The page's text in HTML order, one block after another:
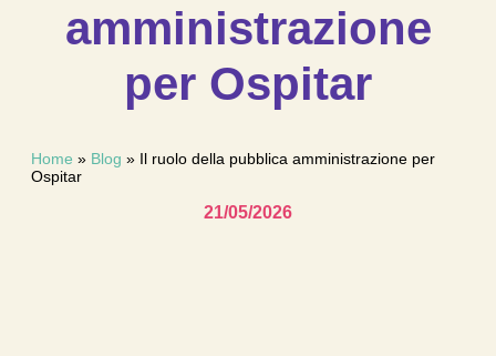
amministrazione
per Ospitar
Home » Blog » Il ruolo della pubblica amministrazione per
Ospitar
21/05/2026